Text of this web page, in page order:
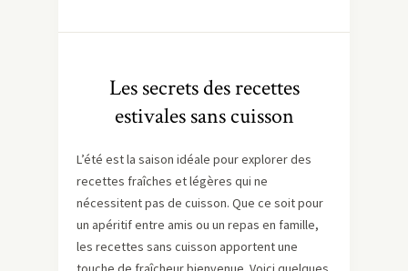
Les secrets des recettes
estivales sans cuisson
L’été est la saison idéale pour explorer des
recettes fraîches et légères qui ne
nécessitent pas de cuisson. Que ce soit pour
un apéritif entre amis ou un repas en famille,
les recettes sans cuisson apportent une